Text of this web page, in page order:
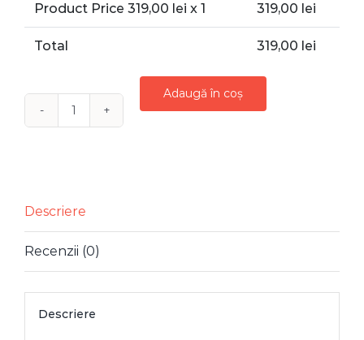
Product Price 319,00 lei x 1 319,00 lei
Total 319,00 lei
DULCE
Adaugă în coș
Descriere
Recenzii (0)
Descriere